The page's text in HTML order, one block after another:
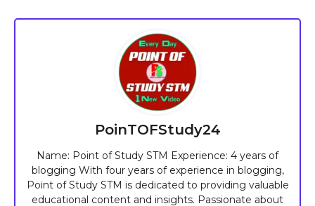
PoinTOFStudy24
Name: Point of Study STM Experience: 4 years of
blogging With four years of experience in blogging,
Point of Study STM is dedicated to providing valuable
educational content and insights. Passionate about